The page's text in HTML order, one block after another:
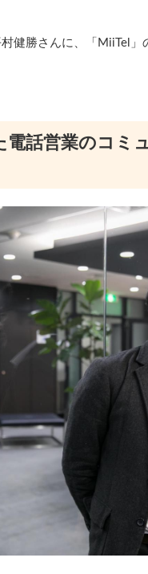
健勝さんに、「MiiTel
話営業のコミ